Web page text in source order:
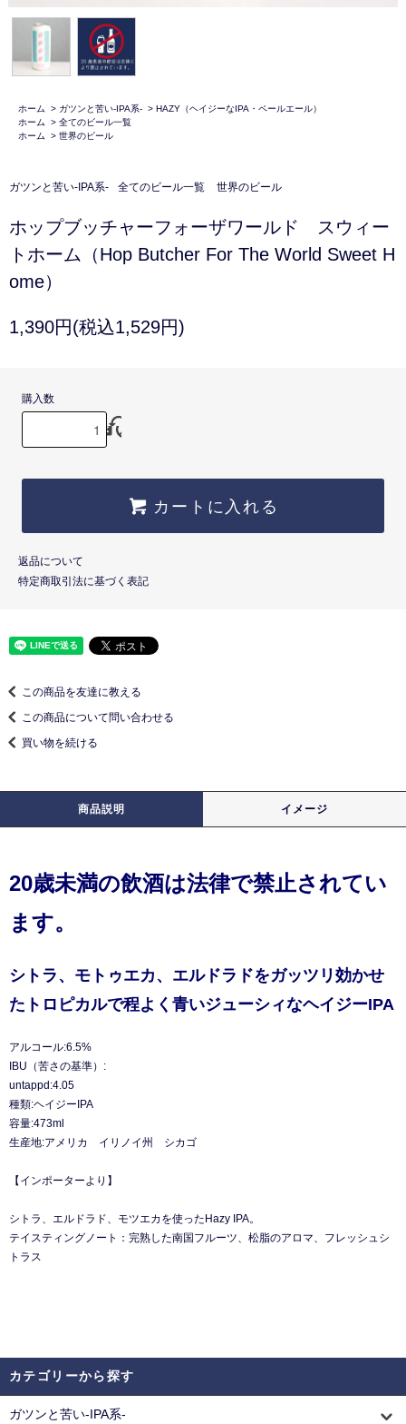
ホーム > ガツンと苦い-IPA系- > HAZY（ヘイジーなIPA・ペールエール）
ホーム
> 全てのビール一覧
ホーム
> 世界のビール
ガツンと苦い-IPA系- 全てのビール一覧 世界のビール
ホップブッチャーフォーザワールド スウィー
トホーム（Hop Butcher For The World Sweet H
ome）
1,390円(税込1,529円)
購入数
カートに入れる
返品について
特定商取引法に基づく表記
この商品を友達に教える
この商品について問い合わせる
買い物を続ける
商品説明 イメージ
20歳未満の飲酒は法律で禁止されてい
ます。
シトラ、モトゥエカ、エルドラドをガッツリ効かせ
たトロピカルで程よく青いジューシィなヘイジーIPA
アルコール:6.5%
IBU（苦さの基準）:
untappd:4.05
種類:ヘイジーIPA
容量:473ml
生産地:アメリカ イリノイ州 シカゴ
【インポーターより】
シトラ、エルドラド、モツエカを使ったHazy IPA。
テイスティングノート：完熟した南国フルーツ、松脂のアロマ、フレッシュシ
トラス
カテゴリーから探す
ガツンと苦い-IPA系-